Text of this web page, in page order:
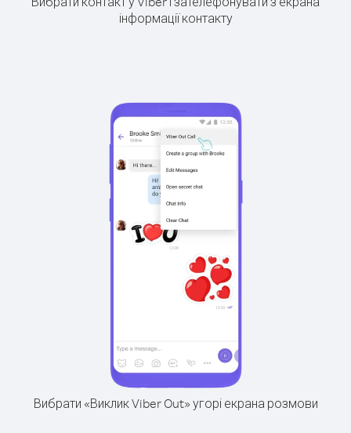
інформації контакту
Вибрати «Виклик Viber Out» угорі екрана розмови